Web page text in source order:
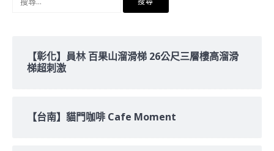
【彰化】員林 百果山溜滑梯 26公尺三層樓高溜滑
梯超刺激
【台南】貓門咖啡 Cafe Moment